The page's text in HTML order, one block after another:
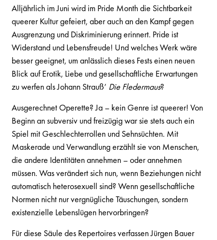
Alljährlich im Juni wird im Pride Month die Sichtbarkeit
queerer Kultur gefeiert, aber auch an den Kampf gegen
Ausgrenzung und Diskriminierung erinnert. Pride ist
Widerstand und Lebensfreude! Und welches Werk wäre
besser geeignet, um anlässlich dieses Fests einen neuen
Blick auf Erotik, Liebe und gesellschaftliche Erwartungen
zu werfen als Johann Strauß’ Die Fledermaus?
Ausgerechnet Operette? Ja – kein Genre ist queerer! Von
Beginn an subversiv und freizügig war sie stets auch ein
Spiel mit Geschlechterrollen und Sehnsüchten. Mit
Maskerade und Verwandlung erzählt sie von Menschen,
die andere Identitäten annehmen – oder annehmen
müssen. Was verändert sich nun, wenn Beziehungen nicht
automatisch heterosexuell sind? Wenn gesellschaftliche
Normen nicht nur vergnügliche Täuschungen, sondern
existenzielle Lebenslügen hervorbringen?
Für diese Säule des Repertoires verfassen Jürgen Bauer